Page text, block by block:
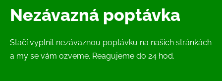
Nezávazná poptávka
Stačí vyplnit nezávaznou poptávku na našich stránkách
a my se vám ozveme. Reagujeme do 24 hod.